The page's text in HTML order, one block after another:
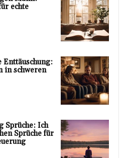
echte
Enttäuschung:
in schweren
Sprüche: Ich
Sprüche für